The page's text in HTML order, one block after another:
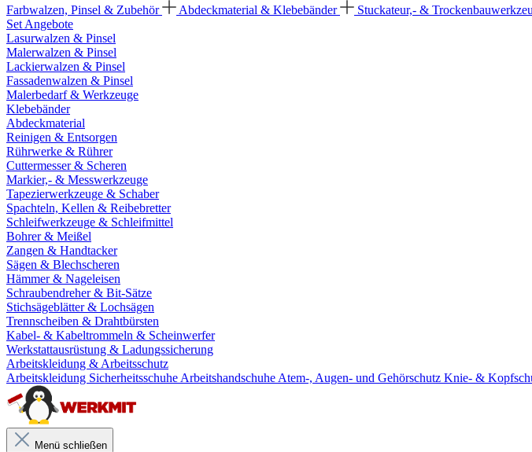
Farbwalzen, Pinsel & Zubehör
Abdeckmaterial & Klebebänder Stuckateur,- &
Set Angebote
Lasurwalzen & Pinsel
Malerwalzen & Pinsel
Lackierwalzen & Pinsel
Fassadenwalzen & Pinsel
Malerbedarf & Werkzeuge
Klebebänder
Abdeckmaterial
Reinigen & Entsorgen
Rührwerke & Rührer
Cuttermesser & Scheren
Markier,- & Messwerkzeuge
Tapezierwerkzeuge & Schaber
Spachteln, Kellen & Reibebretter
Schleifwerkzeuge & Schleifmittel
Bohrer & Meißel
Zangen & Handtacker
Sägen & Blechscheren
Hämmer & Nageleisen
Schraubendreher & Bit-Sätze
Stichsägeblätter & Lochsägen
Trennscheiben & Drahtbürsten
Kabel- & Kabeltrommeln & Scheinwerfer
Werkstattausrüstung & Ladungssicherung
Arbeitskleidung & Arbeitsschutz
Arbeitskleidung Sicherheitsschuhe Arbeitshandschuhe Atem-, Augen- und Gehörschutz Knie- &
Menü schließen